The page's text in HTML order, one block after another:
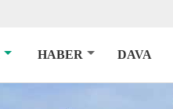
HABER DAVA